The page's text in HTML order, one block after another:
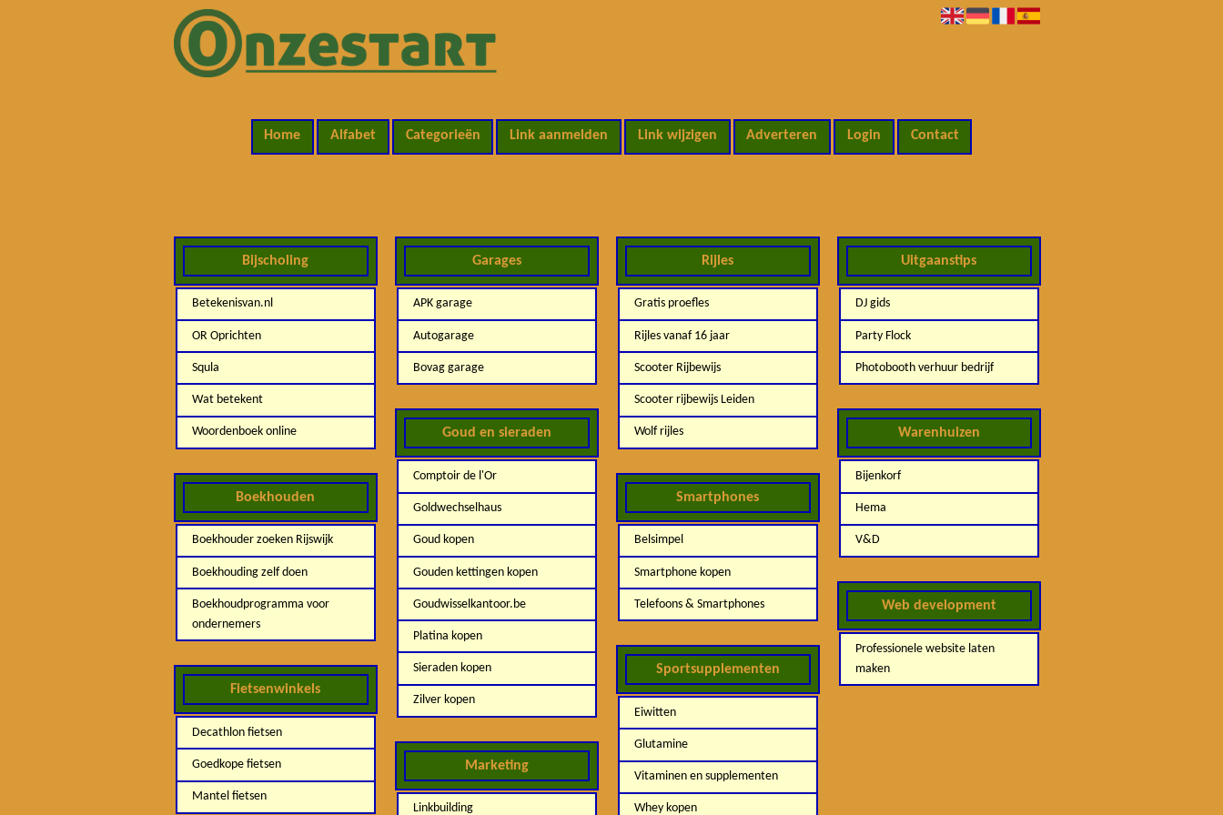
Home Alfabet Categorieën Link aanmelden Link wijzigen Adverteren Login Contact
Bijscholing
Betekenisvan.nl
OR Oprichten
Squla
Wat betekent
Woordenboek online
Boekhouden
Boekhouder zoeken Rijswijk
Boekhouding zelf doen
Boekhoudprogramma voor
ondernemers
Fietsenwinkels
Decathlon fietsen
Goedkope fietsen
Mantel fietsen
Garages
APK garage
Autogarage
Bovag garage
Goud en sieraden
Comptoir de l'Or
Goldwechselhaus
Goud kopen
Gouden kettingen kopen
Goudwisselkantoor.be
Platina kopen
Sieraden kopen
Zilver kopen
Marketing
Linkbuilding
Rijles
Gratis proefles
Rijles vanaf 16 jaar
Scooter Rijbewijs
Scooter rijbewijs Leiden
Wolf rijles
Smartphones
Belsimpel
Smartphone kopen
Telefoons & Smartphones
Sportsupplementen
Eiwitten
Glutamine
Vitaminen en supplementen
Whey kopen
Uitgaanstips
DJ gids
Party Flock
Photobooth verhuur bedrijf
Warenhuizen
Bijenkorf
Hema
V&D
Web development
Professionele website laten
maken